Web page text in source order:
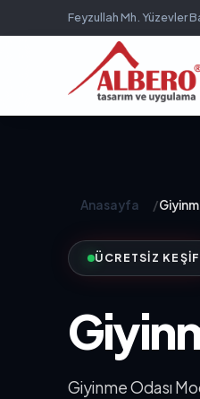
Feyzullah Mh.
Anasayfa /
ÜCRETSIZ KEŞIF
Giyinme Odası